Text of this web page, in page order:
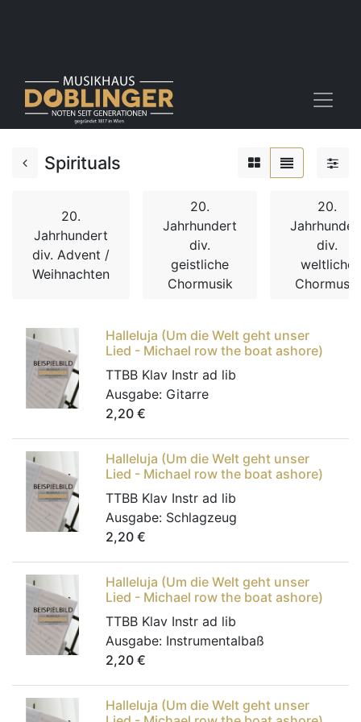
Spirituals
20.
Jahrhundert
div. Advent /
Weihnachten
20.
Jahrhundert
div.
geistliche
Chormusik
20.
div.
weltliche
Chormusik
Halleluja (Um die Welt geht unser
Lied - Michael row the boat ashore)
TTBB Klav Instr ad lib
Ausgabe: Gitarre
2,20 €
Halleluja (Um die Welt geht unser
Lied - Michael row the boat ashore)
TTBB Klav Instr ad lib
Ausgabe: Schlagzeug
2,20 €
Halleluja (Um die Welt geht unser
Lied - Michael row the boat ashore)
TTBB Klav Instr ad lib
Ausgabe: Instrumentalbaß
2,20 €
Halleluja (Um die Welt geht unser